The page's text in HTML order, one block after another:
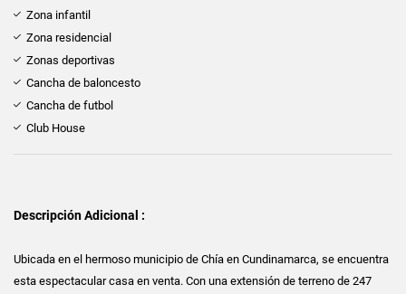
Zona infantil
Zona residencial
Zonas deportivas
Cancha de baloncesto
Cancha de futbol
Club House
Descripción Adicional :
Ubicada en el hermoso municipio de Chía en Cundinamarca, se encuentra
esta espectacular casa en venta. Con una extensión de terreno de 247